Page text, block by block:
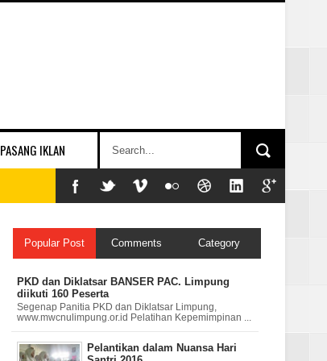
PASANG IKLAN
Popular Post Comments Category
PKD dan Diklatsar BANSER PAC. Limpung
diikuti 160 Peserta
Segenap Panitia PKD dan Diklatsar Limpung,
www.mwcnulimpung.or.id Pelatihan Kepemimpinan ...
Pelantikan dalam Nuansa Hari